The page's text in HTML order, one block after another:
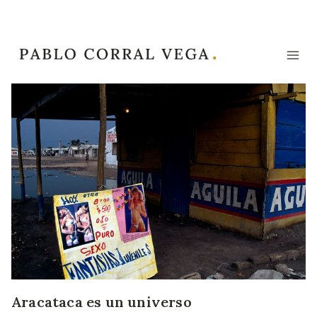
contenido
Aracataca es un universo